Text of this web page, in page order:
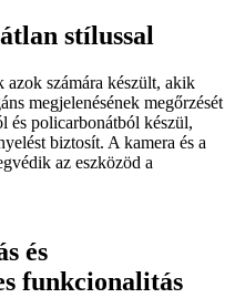
stílussal
számára készült, akik
megjelenésének megőrzését
és policarbonátból készül,
biztosít. A kamera és a
az eszközöd a
és
funkcionalitás